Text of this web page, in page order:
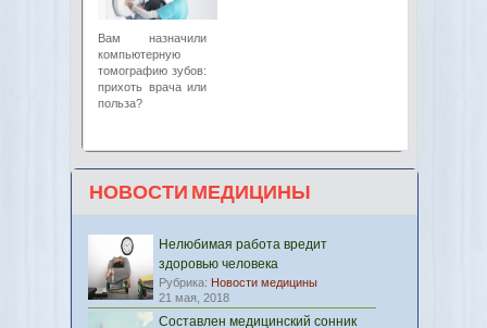
Вам назначили
компьютерную
томографию зубов:
прихоть врача или
польза?
НОВОСТИ МЕДИЦИНЫ
Нелюбимая работа вредит
здоровью человека
Рубрика: Новости медицины
21 мая, 2018
Составлен медицинский сонник